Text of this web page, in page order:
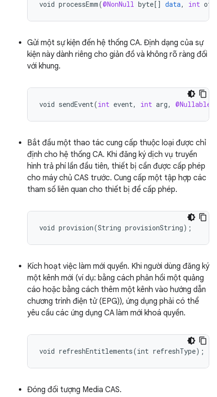
void processEmm(@NonNull byte[] data, int
Gửi một sự kiện đến hệ thống CA. Định dạng của sự
kiện này dành riêng cho giản đồ và không rõ ràng đối
với khung.
void sendEvent(int event, int arg, @Nullable
Bắt đầu một thao tác cung cấp thuộc loại được chỉ
định cho hệ thống CA. Khi đăng ký dịch vụ truyền
hình trả phí lần đầu tiên, thiết bị cần được cấp phép
cho máy chủ CAS trước. Cung cấp một tập hợp các
tham số liên quan cho thiết bị để cấp phép.
Kích hoạt việc làm mới quyền. Khi người dùng đăng ký
một kênh mới (ví dụ: bằng cách phản hồi một quảng
cáo hoặc bằng cách thêm một kênh vào hướng dẫn
chương trình điện tử (EPG)), ứng dụng phải có thể
yêu cầu các ứng dụng CA làm mới khoá quyền.
Đóng đối tượng Media CAS.